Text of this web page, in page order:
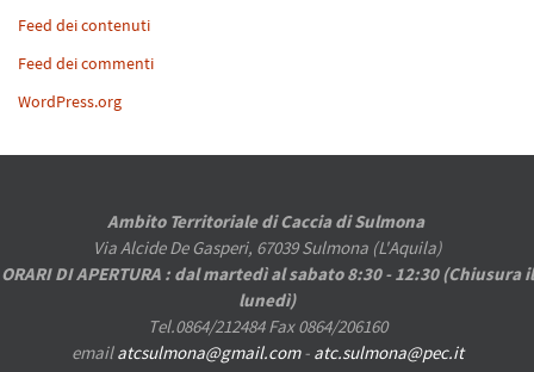
Feed dei contenuti
Feed dei commenti
WordPress.org
Ambito Territoriale di Caccia di Sulmona
Via Alcide De Gasperi, 67039 Sulmona (L'Aquila)
ORARI DI APERTURA : dal martedì al sabato 8:30 - 12:30 (Chiusura il
lunedì)
Tel.0864/212484 Fax 0864/206160
emailatcsulmona@gmail.com- atc.sulmona@pec.it